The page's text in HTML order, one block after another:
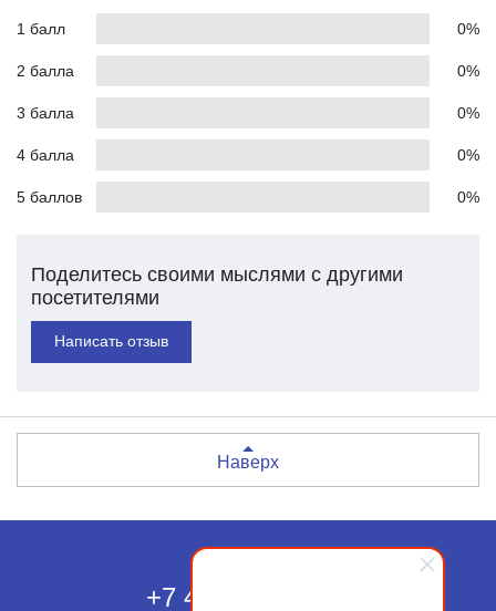
1 балл 0%
2 балла 0%
3 балла 0%
4 балла 0%
5 баллов 0%
Поделитесь своими мыслями с другими
посетителями
Написать отзыв
Наверх
+7 495 118-43-83